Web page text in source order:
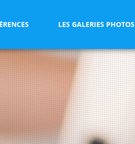
LES GALERIES PHOTOS